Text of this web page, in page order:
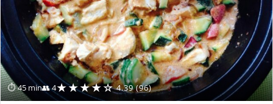
⏱ 45 min👥 4★★★★☆ 4.39 (96)